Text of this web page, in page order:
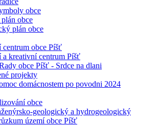
obce
obce
plán obce
obce Píšť
kreativní centrum Píšť
obce Píšť - Srdce na dlani
projekty
domácnostem po povodni 2024
obce
geologický a hydrogeologický
území obce Píšť